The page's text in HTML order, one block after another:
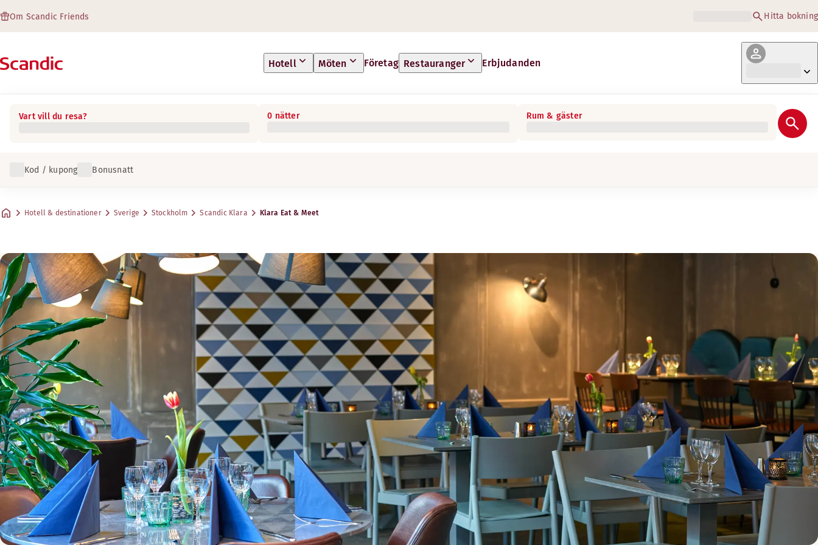
Om Scandic Friends Hitta bokning
Hotell Möten Företag Restauranger Erbjudanden
Vart vill du resa? 0 nätter Rum & gäster
Kod / kupong Bonusnatt
Hotell & destinationer Sverige Stockholm Scandic Klara Klara Eat & Meet